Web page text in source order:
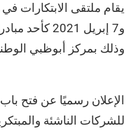
و7 إبريل
وذلك بمركز أبوظبي
الإعلان رسميًا عن فتح
للشركات الناشئة